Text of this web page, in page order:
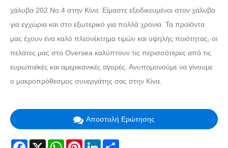
χάλυβα 202 No.4 στην Κίνα. Είμαστε εξειδικευμένοι στον χάλυβα
για εγχώρια και στο εξωτερικό για πολλά χρόνια. Τα προϊόντα
μας έχουν ένα καλό πλεονέκτημα τιμών και υψηλής ποιότητας, οι
πελάτες μας στο Oversea καλύπτουν τις περισσότερες από τις
ευρωπαϊκές και αμερικανικές αγορές. Ανυπομονούμε να γίνουμε
ο μακροπρόθεσμος συνεργάτης σας στην Κίνα.
Αποστολή Ερώτησης
Facebook
X WhatsAppPinterestLinkedIn